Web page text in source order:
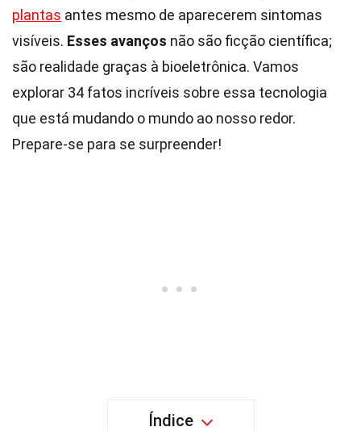
plantas antes mesmo de aparecerem sintomas
visíveis. Esses avanços não são ficção científica;
são realidade graças à bioeletrônica. Vamos
explorar 34 fatos incríveis sobre essa tecnologia
que está mudando o mundo ao nosso redor.
Prepare-se para se surpreender!
Índice